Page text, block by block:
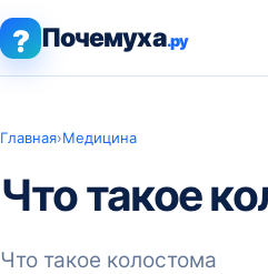
? Почемуха.ру
Главная›Медицина
Что такое
Что такое колостома